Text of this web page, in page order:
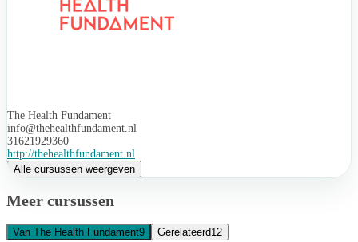
The Health Fundament
info@thehealthfundament.nl
31621929360
http://thehealthfundament.nl
Alle cursussen weergeven
Meer cursussen
Van The Health Fundament9 Gerelateerd12